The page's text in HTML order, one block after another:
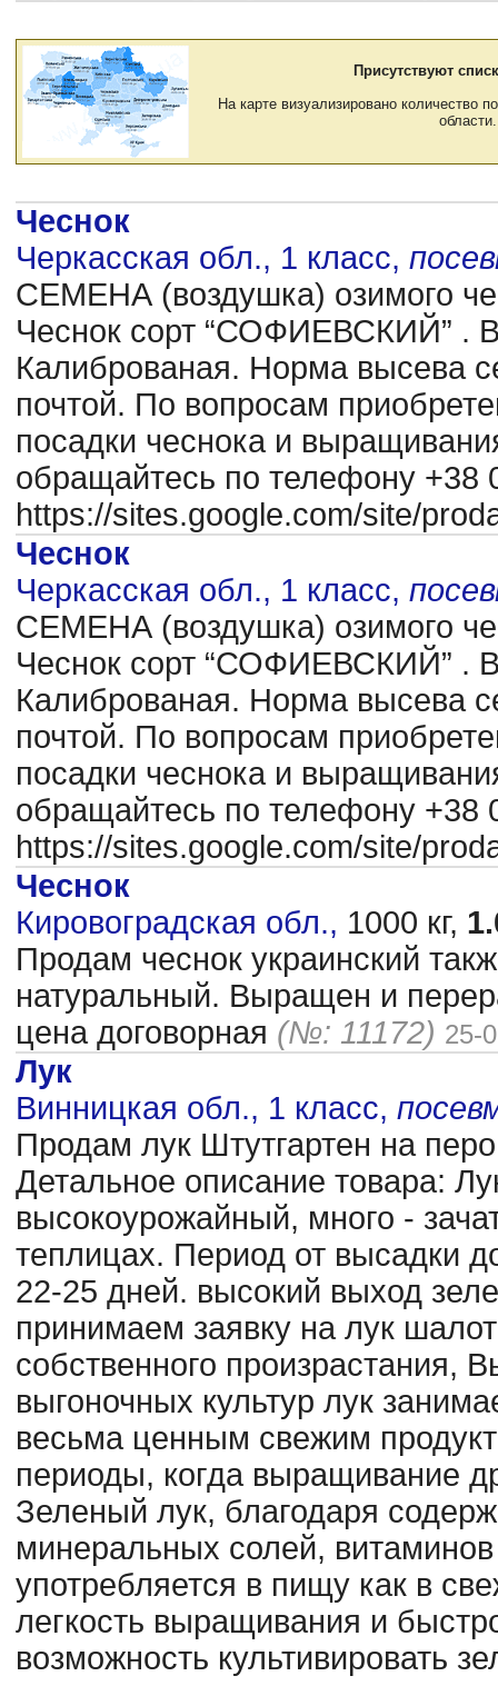
Присутствуют
На карте визуализировано количество
Чеснок
Черкасская обл., 1 класс,
CЕМЕНА (воздушка) озимого
Чеснок сорт “СОФИЕВСКИЙ” .
Калиброваная. Норма высева
почтой. По вопросам
посадки чеснока и
обращайтесь по телефону +38
https://sites.google.com/site/
Чеснок
Черкасская обл., 1 класс,
CЕМЕНА (воздушка) озимого
Чеснок сорт “СОФИЕВСКИЙ” .
Калиброваная. Норма высева
почтой. По вопросам
посадки чеснока и
обращайтесь по телефону +38
https://sites.google.com/site/
Чеснок
Кировоградская обл., 1000 кг,
Продам чеснок украинский
натуральный. Выращен и
цена договорная (№: 11172) 25-
Лук
Винницкая обл., 1 класс,
Продам лук Штутгартен на
Детальное описание товара:
высокоурожайный, много -
теплицах. Период от высадки
22-25 дней. высокий выход
принимаем заявку на лук
собственного произрастания,
выгоночных культур лук
весьма ценным свежим
периоды, когда выращивание
Зеленый лук, благодаря
минеральных солей,
употребляется в пищу как в
легкость выращивания и
возможность культивировать